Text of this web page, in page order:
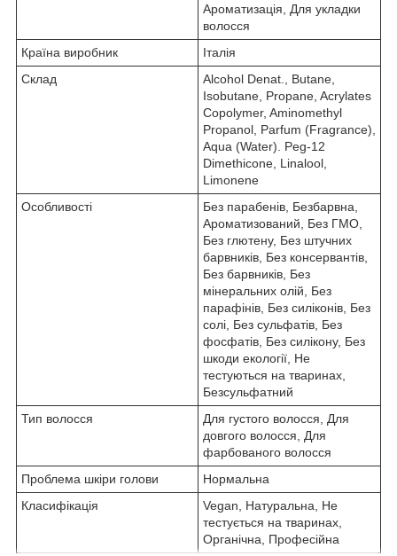
Ароматизація, Для укладки
волосся
Країна виробник
Італія
Склад
Alcohol Denat., Butane,
Isobutane, Propane, Acrylates
Copolymer, Aminomethyl
Propanol, Parfum (Fragrance),
Aqua (Water). Peg-12
Dimethicone, Linalool,
Limonene
Особливості
Без парабенів, Безбарвна,
Ароматизований, Без ГМО,
Без глютену, Без штучних
барвників, Без консервантів,
Без барвників, Без
мінеральних олій, Без
парафінів, Без силіконів, Без
солі, Без сульфатів, Без
фосфатів, Без силікону, Без
шкоди екології, Не
тестуються на тваринах,
Безсульфатний
Тип волосся
Для густого волосся, Для
довгого волосся, Для
фарбованого волосся
Проблема шкіри голови
Нормальна
Класифікація
Vegan, Натуральна, Не
тестується на тваринах,
Органічна, Професійна